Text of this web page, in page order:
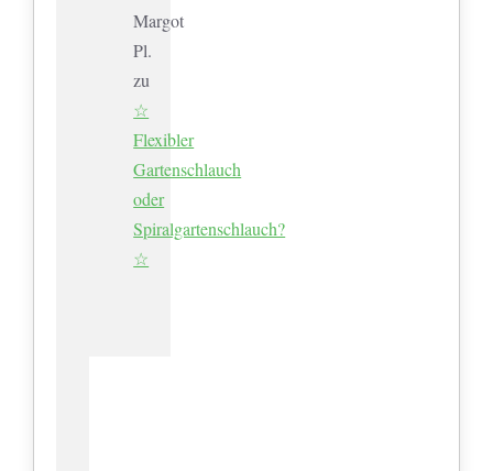
Margot
Pl.
zu
☆
Flexibler
Gartenschlauch
oder
Spiralgartenschlauch?
☆